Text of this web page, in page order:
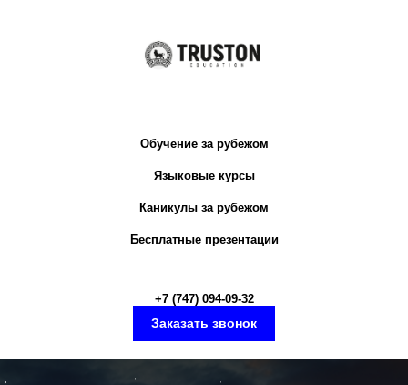
Обучение за рубежом
Языковые курсы
Каникулы за рубежом
Бесплатные презентации
+7 (747) 094-09-32
Заказать звонок